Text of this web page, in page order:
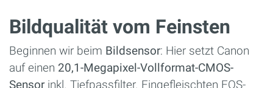
Bildqualität vom Feinsten
Beginnen wir beim Bildsensor: Hier setzt Canon
auf einen 20,1-Megapixel-Vollformat-CMOS-
Sensorinkl. Tiefpassfilter. Eingefleischten EOS-